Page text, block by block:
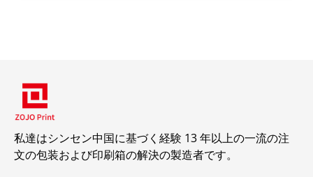
私達はシンセン中国に基づく経験 13 年以上の一流の注
文の包装および印刷箱の解決の製造者です。